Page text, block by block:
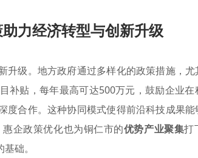
力经济转型与创新升级
升级。地方政府通过多样化的政策措施，尤
补贴，每年最高可达500万元，鼓励企业在
合作。这种协同模式使得前沿科技成果
企政策优化也为铜仁市的优势产业聚集打
础。